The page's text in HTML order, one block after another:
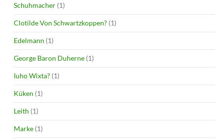
Schuhmacher (1)
Clotilde Von Schwartzkoppen? (1)
Edelmann (1)
George Baron Duherne (1)
Iuho Wixta? (1)
Küken (1)
Leith (1)
Marke (1)